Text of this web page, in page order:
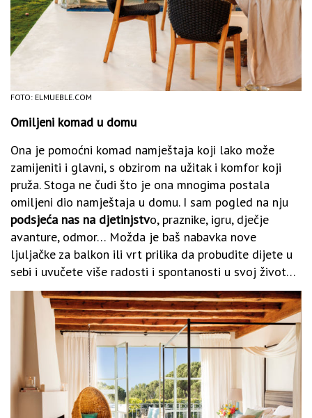
FOTO: ELMUEBLE.COM
Omiljeni komad u domu
Ona je pomoćni komad namještaja koji lako može
zamijeniti i glavni, s obzirom na užitak i komfor koji
pruža. Stoga ne čudi što je ona mnogima postala
omiljeni dio namještaja u domu. I sam pogled na nju
podsjeća nas na djetinjstvo, praznike, igru, dječje
avanture, odmor… Možda je baš nabavka nove
ljuljačke za balkon ili vrt prilika da probudite dijete u
sebi i uvučete više radosti i spontanosti u svoj život…